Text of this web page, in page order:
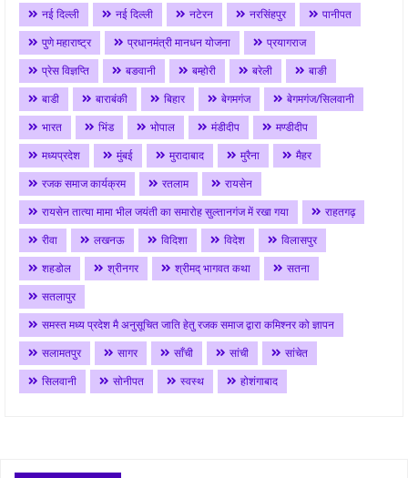
नई दिल्ली
नई दिल्ली नटेरन नरसिंहपुर
पानीपत
पुणे महाराष्ट्र
प्रधानमंत्री मानधन योजना
प्रयागराज
प्रेस विज्ञप्ति
बङवानी बम्होरी बरेली
बाङी
बाडी
बाराबंकी बिहार बेगमगंज
बेगमगंज/सिलवानी
भारत
भिंड भोपाल मंडीदीप
मण्डीदीप
मध्यप्रदेश
मुंबई मुरादाबाद मुरैना
मैहर
रजक समाज कार्यक्रम
रतलाम
रायसेन
रायसेन तात्या मामा भील जयंती का समारोह सुल्तानगंज में रखा गया
राहतगढ़
रीवा
लखनऊ विदिशा विदेश
विलासपुर
शहडोल
श्रीनगर श्रीमद् भागवत कथा
सतना
सतलापुर
समस्त मध्य प्रदेश मै अनुसूचित जाति हेतु रजक समाज द्वारा कमिश्नर को ज्ञापन
सलामतपुर
सागर साँची सांची
सांचेत
सिलवानी
सोनीपत स्वस्थ होशंगाबाद